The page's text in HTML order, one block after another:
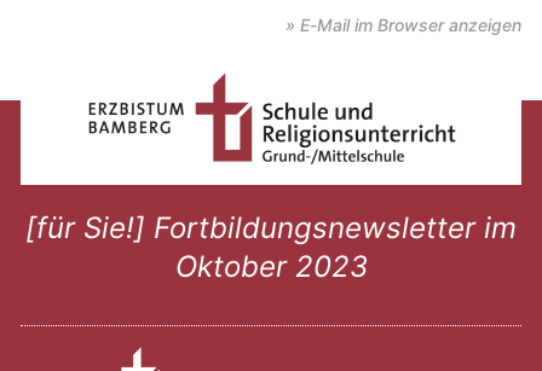
» E-Mail im Browser anzeigen
[für Sie!] Fortbildungsnewsletter im
Oktober 2023